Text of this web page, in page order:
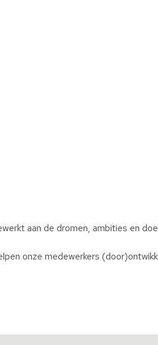
aan de dromen, ambities en
onze medewerkers